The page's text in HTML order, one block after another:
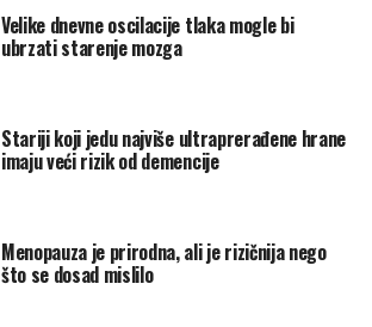
Velike dnevne oscilacije tlaka mogle bi
ubrzati starenje mozga
Stariji koji jedu najviše ultraprerađene hrane
imaju veći rizik od demencije
Menopauza je prirodna, ali je rizičnija nego
što se dosad mislilo